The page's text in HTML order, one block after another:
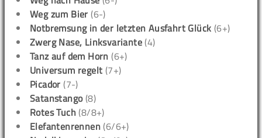
Weg zum Bier (6-)
Notbremsung in der letzten Ausfahrt Glück (6+)
Zwerg Nase, Linksvariante (4)
Tanz auf dem Horn (6+)
Universum regelt (7+)
Picador (7-)
Satanstango(8)
Rotes Tuch (8/8+)
Elefantenrennen (6/6+)